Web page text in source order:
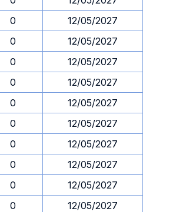
0
12/05/2027
0
12/05/2027
0
12/05/2027
0
12/05/2027
0
12/05/2027
0
12/05/2027
0
12/05/2027
0
12/05/2027
0
12/05/2027
0
12/05/2027